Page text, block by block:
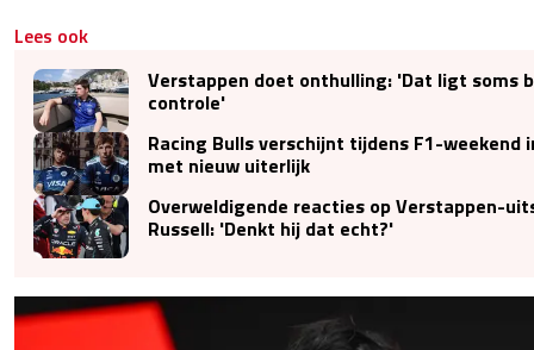
Lees ook
Verstappen doet onthulling: 'Dat ligt soms
controle'
Racing Bulls verschijnt tijdens F1-weekend
met nieuw uiterlijk
Overweldigende reacties op Verstappen-
Russell: 'Denkt hij dat echt?'